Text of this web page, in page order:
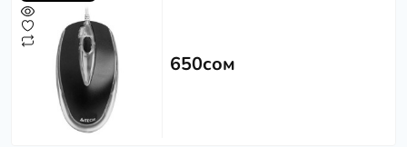
650сом